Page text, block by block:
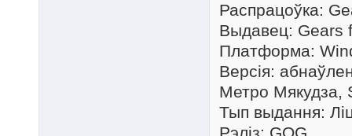
Распрацоўка:
Выдавец: Gears
Платформа:
Версія:
Метро Мякудза,
Тып выдання: